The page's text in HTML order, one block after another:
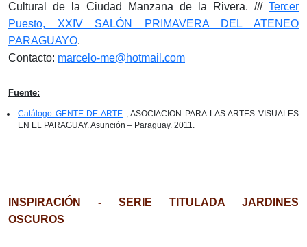
Cultural de la Ciudad Manzana de la Rivera. /// Tercer
Puesto, XXIV SALÓN PRIMAVERA DEL ATENEO
PARAGUAYO.
Contacto: marcelo-me@hotmail.com
Fuente:
Catálogo GENTE DE ARTE , ASOCIACION PARA LAS ARTES VISUALES
EN EL PARAGUAY. Asunción – Paraguay. 2011.
INSPIRACIÓN - SERIE TITULADA JARDINES
OSCUROS